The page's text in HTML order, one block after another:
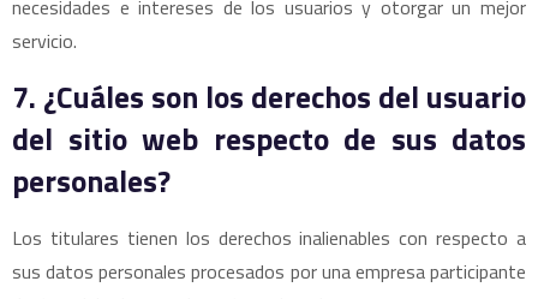
necesidades e intereses de los usuarios y otorgar un mejor
servicio.
7. ¿Cuáles son los derechos del usuario
del sitio web respecto de sus datos
personales?
Los titulares tienen los derechos inalienables con respecto a
sus datos personales procesados por una empresa participante